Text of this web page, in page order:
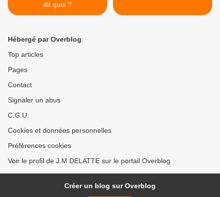
dit quoi ?
Hébergé par Overblog
Top articles
Pages
Contact
Signaler un abus
C.G.U.
Cookies et données personnelles
Préférences cookies
Voir le profil de J.M DELATTE sur le portail Overblog
Créer un blog sur Overblog